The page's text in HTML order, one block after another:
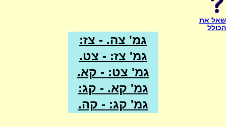
שאל את
הכולל
גמ' צה. - צז:
גמ' צז: - צט.
גמ' צט: - קא.
גמ' קא. - קג:
גמ' קג: - קה.